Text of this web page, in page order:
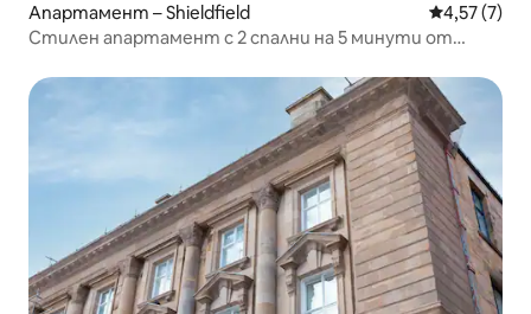
Апартамент – Shieldfield Средна
4,57 (7)
Стилен апартамент с 2 спални на 5 минути от